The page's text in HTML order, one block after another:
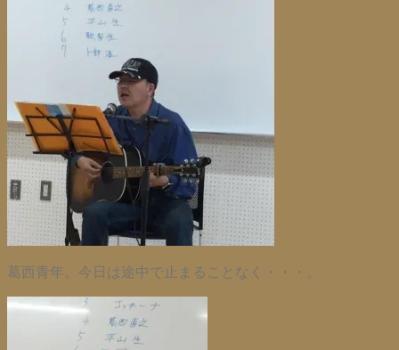
葛西青年。今日は途中で止まることなく・・・。